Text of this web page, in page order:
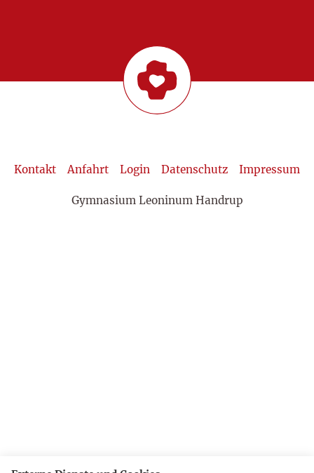
Kontakt Anfahrt Login Datenschutz Impressum
Gymnasium Leoninum Handrup